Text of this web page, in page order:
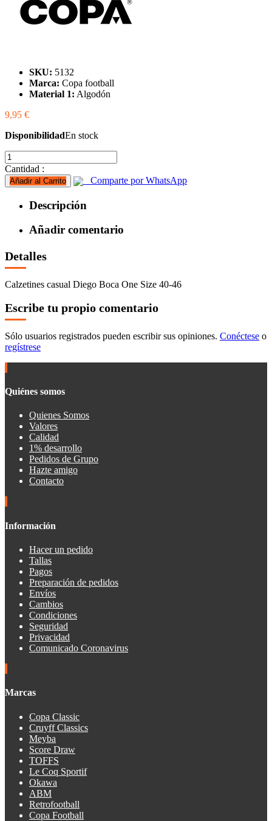
SKU: 5132
Marca: Copa football
Material 1: Algodón
9,95 €
DisponibilidadEn stock
Cantidad :
Añadir al Carrito Comparte por WhatsApp
Descripción
Añadir comentario
Detalles
Calzetines casual Diego Boca One Size 40-46
Escribe tu propio comentario
Sólo usuarios registrados pueden escribir sus opiniones. Conéctese o
regístrese
Quiénes somos
Quienes Somos
Valores
Calidad
1% desarrollo
Pedidos de Grupo
Hazte amigo
Contacto
Información
Hacer un pedido
Tallas
Pagos
Preparación de pedidos
Envíos
Cambios
Condiciones
Seguridad
Privacidad
Comunicado Coronavirus
Marcas
Copa Classic
Cruyff Classics
Meyba
Score Draw
TOFFS
Le Coq Sportif
Okawa
ABM
Retrofootball
Copa Football